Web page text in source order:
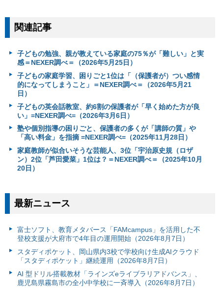
関連記事
子どもの勉強、親が教えている家庭の75％が「難しい」と実
感＝NEXER調べ＝（2026年5月25日）
子どもの家庭学習、困りごと1位は「（保護者が）つい感情
的になってしまうこと」＝NEXER調べ＝（2026年5月21
日）
子どもの英会話教室、約6割の保護者が「早く始めた方が良
い」=NEXER調べ=（2026年3月6日）
塾や個別指導の困りごと、保護者の多くが「講師の質」や
「高い料金」を指摘 =NEXER調べ=（2025年11月28日）
家庭教師が似合いそうな芸能人、3位「宇治原史規（ロザ
ン）2位「芦田愛菜」1位は？＝NEXER調べ＝（2025年10月
20日）
最新ニュース
富⼠ソフト、教育メタバース「FAMcampus」を活用した不
登校支援が大府市で4年目の運用開始（2026年8月7日）
スタディポケット、岡山県内3校で学校向け生成AIクラウド
「スタディポケット」継続運用（2026年8月7日）
AI 型ドリル搭載教材「ラインズeライブラリアドバンス」、
鹿児島県霧島市の全小中学校に一斉導入（2026年8月7日）